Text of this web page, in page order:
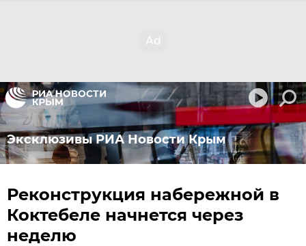
Эксклюзивы РИА Новости Крым
Реконструкция набережной в
Коктебеле начнется через
неделю